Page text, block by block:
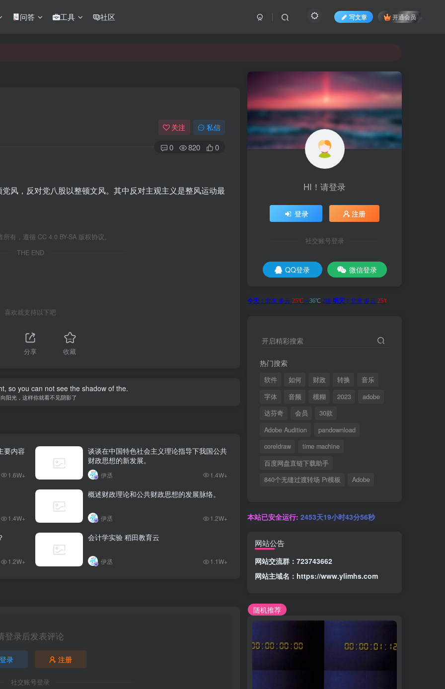
问答 工具 社区 写文章 开通会员
关注 私信
0 820 0
风，反对党八股以整顿文风。其中反对主观主义是整风运动最
有，遵循 CC 4.0 BY-SA 版权协议。
THE END
喜欢就支持以下吧
分享 收藏
so you can not see the shadow of the.
阳光，这样你就看不见阴影了
要内容
1.6W+
谈谈在中国特色社会主义理论指导下我国公共
财政思想的新发展。
伊丞 1.4W+
1.4W+
概述财政理论和公共财政思想的发展脉络。
伊丞 1.2W+
1.2W+
会计学实验 稻田教育云
伊丞 1.1W+
登录后发表评论
登录 注册
社交账号登录
HI！请登录
登录 注册
社交账号登录
QQ登录 微信登录
开启精彩搜索
热门搜索
软件 如何 财政 转换
音乐
字体
音频 模糊 2023
adobe
达芬奇
会员
30款
Adobe Audition
pandownload
coreldraw
time machine
百度网盘直链下载助手
840个无缝过渡转场 Pr模板
Adobe
本站已安全运行: 2453天19小时43分57秒
网站公告
网站交流群：723743662
网站主域名： https://www.ylimhs.com
随机推荐